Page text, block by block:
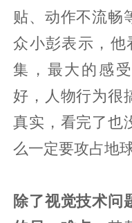
贴、动作不流畅
众小彭表示，他
集，最大的感
好，人物行为很
真实，看完了也
么一定要攻占地球
除了视觉技术问